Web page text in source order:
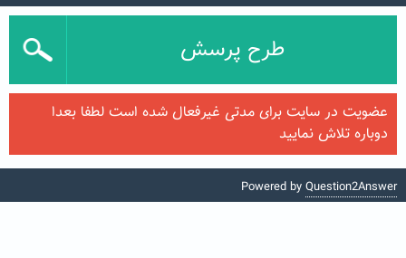
طرح پرسش
عضویت در سایت برای مدتی غیرفعال شده است لطفا بعدا
دوباره تلاش نمایید
Powered by Question2Answer